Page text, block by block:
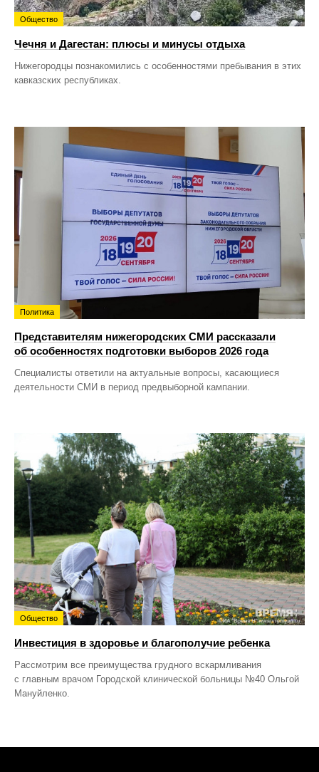
Общество
Чечня и Дагестан: плюсы и минусы отдыха
Нижегородцы познакомились с особенностями пребывания в этих
кавказских республиках.
Политика
Представителям нижегородских СМИ рассказали
об особенностях подготовки выборов 2026 года
Специалисты ответили на актуальные вопросы, касающиеся
деятельности СМИ в период предвыборной кампании.
Общество
Инвестиция в здоровье и благополучие ребенка
Рассмотрим все преимущества грудного вскармливания
с главным врачом Городской клинической больницы №40 Ольгой
Мануйленко.